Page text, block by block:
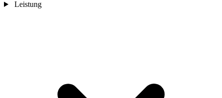
Leistung